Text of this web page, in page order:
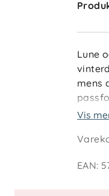
Lune
mens
godt
Vis
EAN: